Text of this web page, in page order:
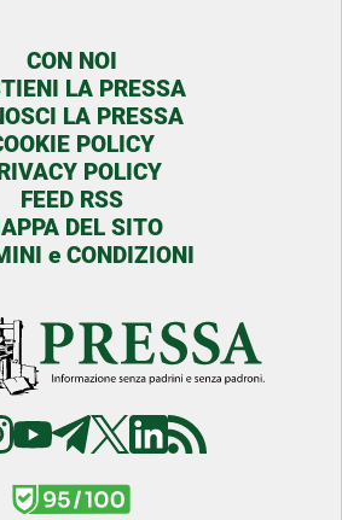
CON NOI
LA PRESSA
LA PRESSA
POLICY
POLICY
FEED RSS
DEL SITO
e CONDIZIONI